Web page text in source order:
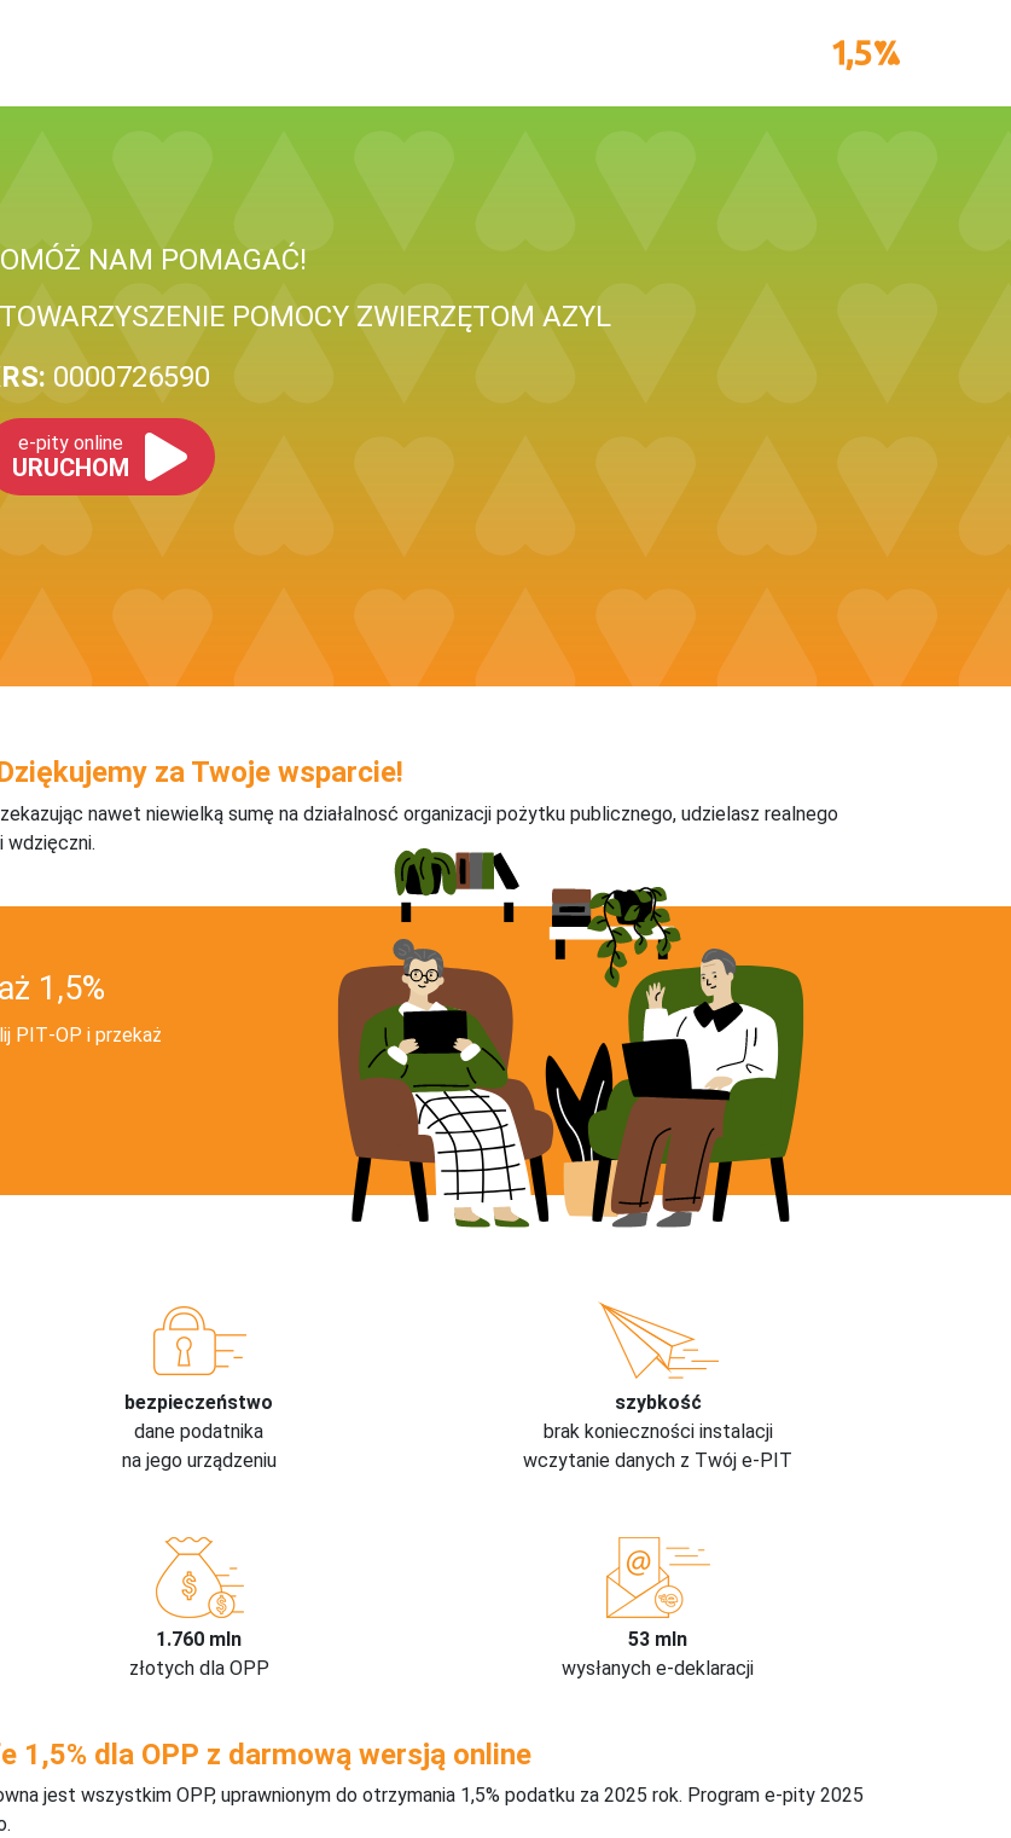
NAM POMAGAĆ!
POMOCY ZWIERZĘTOM AZYL
0000726590
e-pity online
URUCHOM
za Twoje wsparcie!
nawet niewielką sumę na działalnosć organizacji pożytku publicznego, udzielasz realnego
wdzięczni.
1,5%
PIT‑OP i przekaż
bezpieczeństwo
dane podatnika
na jego urządzeniu
szybkość
brak konieczności instalacji
wczytanie danych z Twój e-PIT
1.760 mln
złotych dla OPP
53 mln
wysłanych e-deklaracji
1,5% dla OPP z darmową wersją online
jest wszystkim OPP, uprawnionym do otrzymania 1,5% podatku za 2025 rok. Program e-pity 2025